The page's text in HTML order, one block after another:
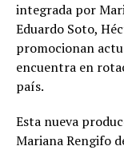
integrada por
Eduardo Soto,
promocionan
encuentra en
país.
Esta nueva
Mariana Rengifo